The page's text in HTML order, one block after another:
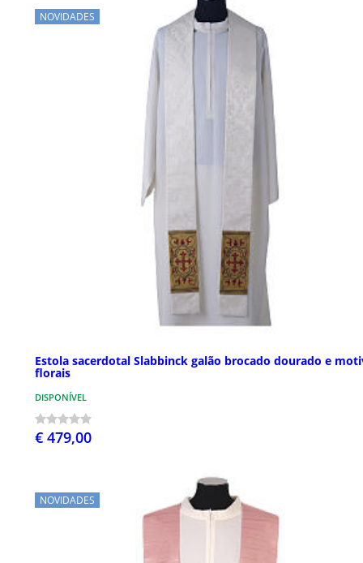
NOVIDADES
Estola sacerdotal Slabbinck galão brocado dourado e
florais
DISPONÍVEL
€ 479,00
NOVIDADES